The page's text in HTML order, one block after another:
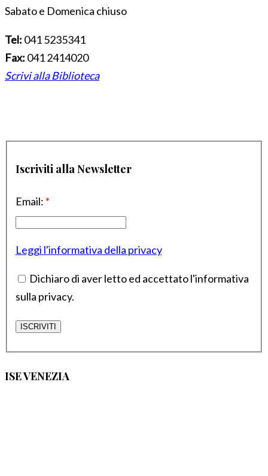
Sabato e Domenica chiuso
Tel: 041 5235341
Fax: 041 2414020
Scrivi alla Biblioteca
Iscriviti alla Newsletter
Email: *
Leggi l'informativa della privacy
Dichiaro di aver letto ed accettato l'informativa
sulla privacy.
ISE VENEZIA